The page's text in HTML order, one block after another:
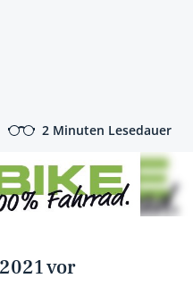
2 Minuten Lesedauer
vor